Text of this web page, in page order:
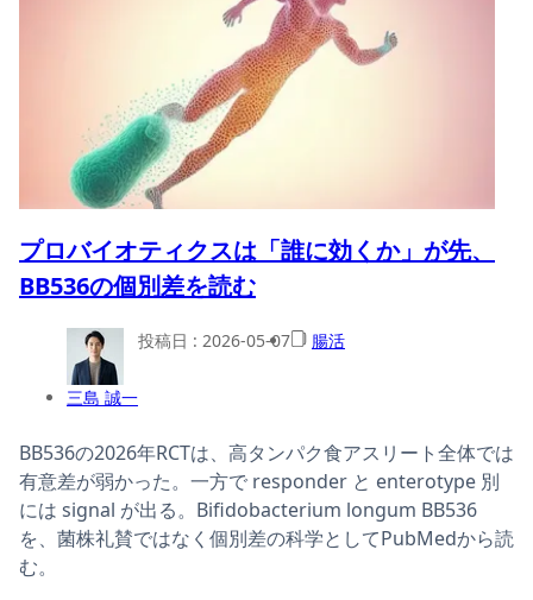
プロバイオティクスは「誰に効くか」が先、
BB536の個別差を読む
三島 誠一
投稿日 : 2026-05-07 腸活
BB536の2026年RCTは、高タンパク食アスリート全体では
有意差が弱かった。一方で responder と enterotype 別
には signal が出る。Bifidobacterium longum BB536
を、菌株礼賛ではなく個別差の科学としてPubMedから読
む。